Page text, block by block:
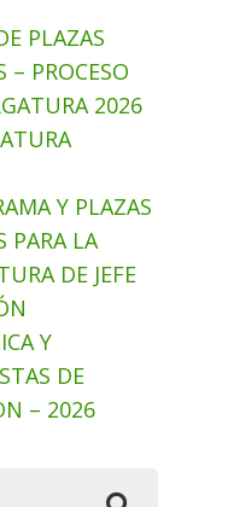
PLAZAS
– PROCESO
2026
Y PLAZAS
PARA LA
DE JEFE
Y
DE
– 2026